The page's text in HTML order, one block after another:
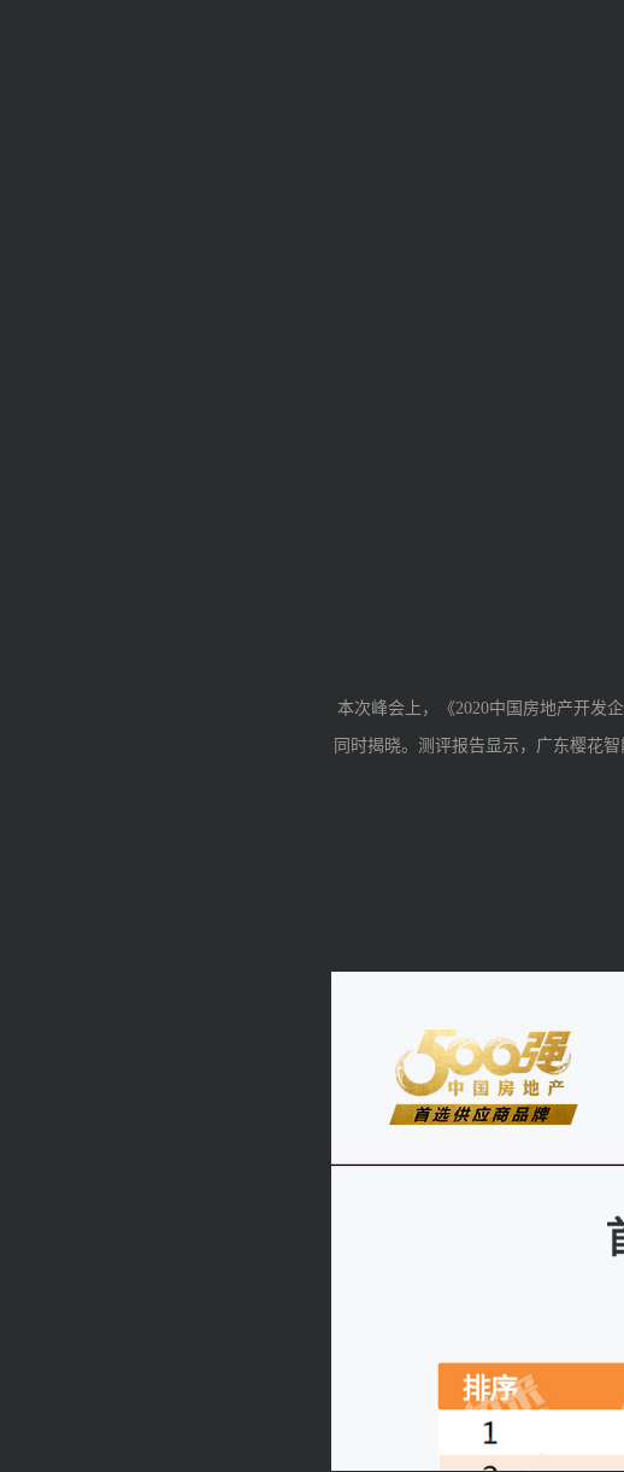
本次峰会上，《2020中国房地产开发
同时揭晓。测评报告显示，广东樱花